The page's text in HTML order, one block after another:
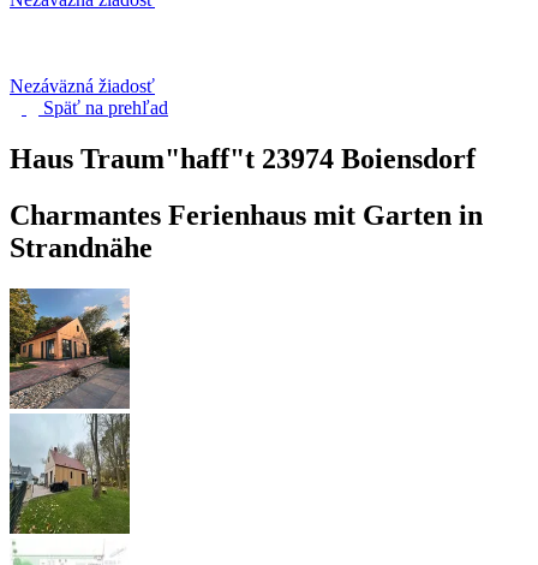
Nezáväzná žiadosť
Späť na prehľad
Haus Traum"haff"t 23974 Boiensdorf
Charmantes Ferienhaus mit Garten in
Strandnähe